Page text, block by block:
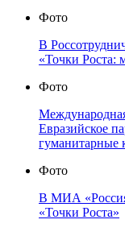
Фото
В
«Точки Роста:
Фото
Евразийское
гуманитарные
Фото
В МИА «Россия
«Точки Роста»